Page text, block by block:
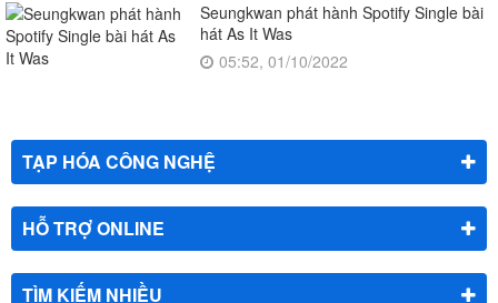
Seungkwan phát hành Spotify Single bài
hát As It Was
05:52, 01/10/2022
TẠP HÓA CÔNG NGHỆ
HỖ TRỢ ONLINE
TÌM KIẾM NHIỀU